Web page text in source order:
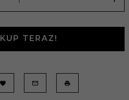
KUP TERAZ!